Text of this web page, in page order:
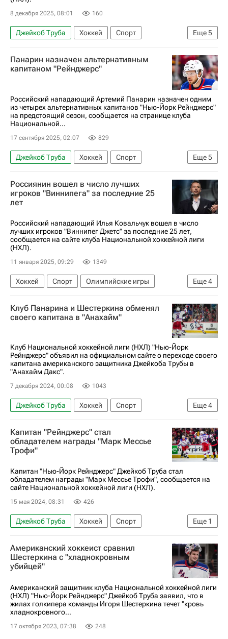
8 декабря 2025, 08:01 160
Еще5
Джейкоб Труба Хоккей
Спорт
Алекс Киллорн
Фрэнк Ватрано
Анахайм Дакс
Чикаго Блэкхокс
Панарин назначен альтернативным
капитаном "Рейнджерс"
Российский нападающий Артемий Панарин назначен одним
из четырех альтернативных капитанов "Нью-Йорк Рейнджерс"
на предстоящий сезон, сообщается на странице клуба
Национальной...
17 сентября 2025, 02:07 829
Еще5
Джейкоб Труба Хоккей
Спорт
Артемий Панарин
Джей Ти Миллер
Анахайм Дакс
Нью-Йорк Рейнджерс
Национальная хоккейная лига (НХЛ)
Россиянин вошел в число лучших
игроков "Виннипега" за последние 25
лет
Российский нападающий Илья Ковальчук вошел в число
лучших игроков "Виннипег Джетс" за последние 25 лет,
сообщается на сайте клуба Национальной хоккейной лиги
(НХЛ).
11 января 2025, 09:29 1349
Еще4
Хоккей Спорт
Олимпийские игры
Илья Ковальчук
Блэйк Уилер
Марк Шайфли
Виннипег Джетс
Клуб Панарина и Шестеркина обменял
своего капитана в "Анахайм"
Клуб Национальной хоккейной лиги (НХЛ) "Нью-Йорк
Рейнджерс" объявил на официальном сайте о переходе своего
капитана американского защитника Джейкоба Трубы в
"Анахайм Дакс".
7 декабря 2024, 00:08 1043
Еще4
Джейкоб Труба Хоккей
Спорт
Нью-Йорк (город)
Урхо Вааканайнен
Нью-Йорк Рейнджерс
Анахайм Дакс
Капитан "Рейнджерс" стал
обладателем награды "Марк Мессье
Трофи"
Капитан "Нью-Йорк Рейнджерс" Джейкоб Труба стал
обладателем награды "Марк Мессье Трофи", сообщается на
сайте Национальной хоккейной лиги (НХЛ).
15 мая 2024, 08:31 426
Еще 1
Джейкоб Труба Хоккей
Спорт
Нью-Йорк Рейнджерс
Американский хоккеист сравнил
Шестеркина с "хладнокровным
убийцей"
Американский защитник клуба Национальной хоккейной лиги
(НХЛ) "Нью-Йорк Рейнджерс" Джейкоб Труба заявил, что в
жилах голкипера команды Игоря Шестеркина течет "кровь
хладнокровного...
17 октября 2023, 07:38 248